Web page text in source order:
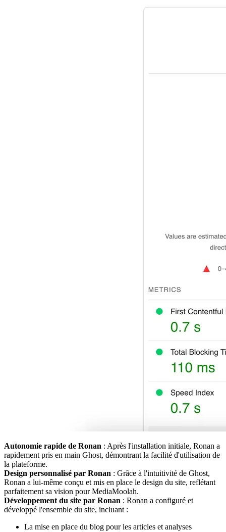
Autonomie rapide de Ronan : Après l'installation initiale, Ronan a
rapidement pris en main Ghost, démontrant la facilité d'utilisation de
la plateforme.
Design personnalisé par Ronan : Grâce à l'intuitivité de Ghost,
Ronan a lui-même conçu et mis en place le design du site, reflétant
parfaitement sa vision pour MediaMoolah.
Développement du site par Ronan : Ronan a configuré et
développé l'ensemble du site, incluant :
La mise en place du blog pour les articles et analyses